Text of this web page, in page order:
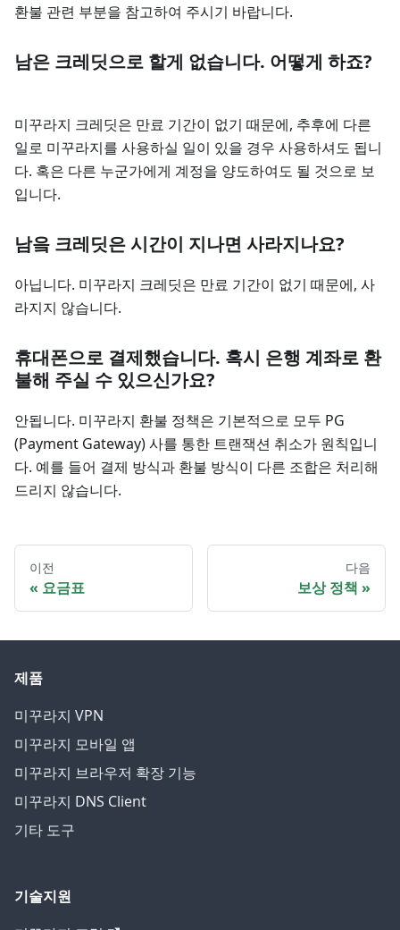
환불 관련 부분을 참고하여 주시기 바랍니다.
남은 크레딧으로 할게 없습니다. 어떻게 하죠?
미꾸라지 크레딧은 만료 기간이 없기 때문에, 추후에 다른
일로 미꾸라지를 사용하실 일이 있을 경우 사용하셔도 됩니
다. 혹은 다른 누군가에게 계정을 양도하여도 될 것으로 보
입니다.
남읔 크레딧은 시간이 지나면 사라지나요?
아닙니다. 미꾸라지 크레딧은 만료 기간이 없기 때문에, 사
라지지 않습니다.
휴대폰으로 결제했습니다. 혹시 은행 계좌로 환
불해 주실 수 있으신가요?
안됩니다. 미꾸라지 환불 정책은 기본적으로 모두 PG
(Payment Gateway) 사를 통한 트랜잭션 취소가 원칙입니
다. 예를 들어 결제 방식과 환불 방식이 다른 조합은 처리해
드리지 않습니다.
이전
요금표
다음
보상 정책
제품
미꾸라지 VPN
미꾸라지 모바일 앱
미꾸라지 브라우저 확장 기능
미꾸라지 DNS Client
기타 도구
기술지원